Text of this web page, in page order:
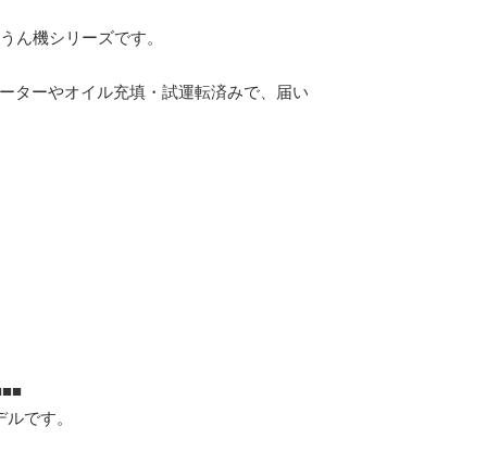
ん機シリーズです。
ターやオイル充填・試運転済みで、届い
です。